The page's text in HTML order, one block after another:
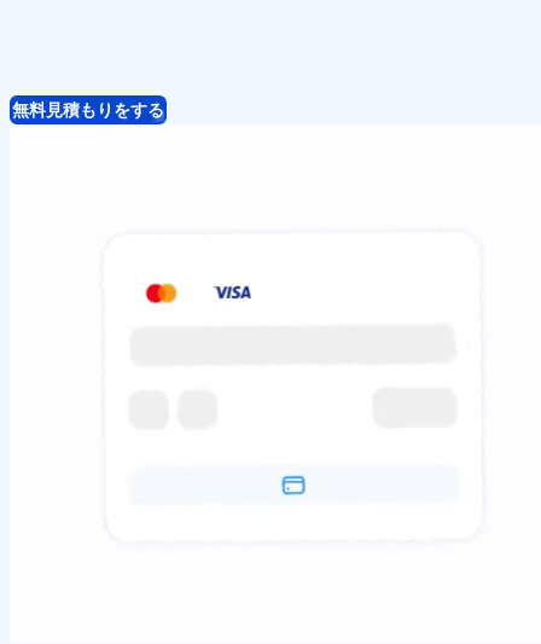
無料見積もりをする